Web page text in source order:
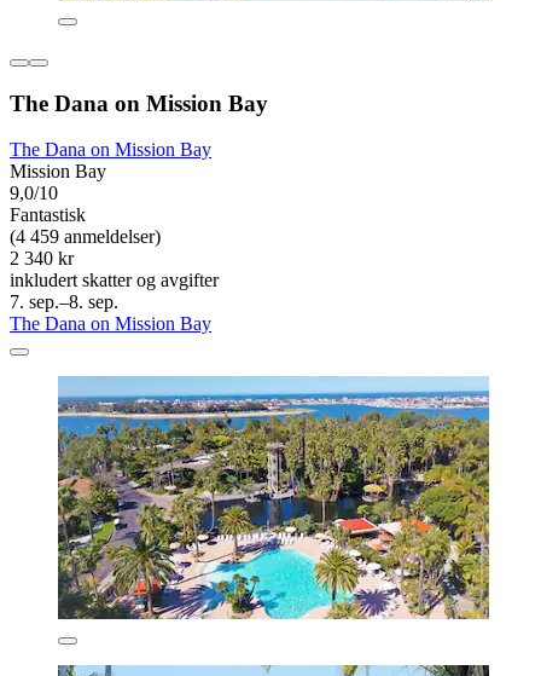
The Dana on Mission Bay
The Dana on Mission Bay
Mission Bay
9,0/10
Fantastisk
(4 459 anmeldelser)
2 340 kr
inkludert skatter og avgifter
7. sep.–8. sep.
The Dana on Mission Bay